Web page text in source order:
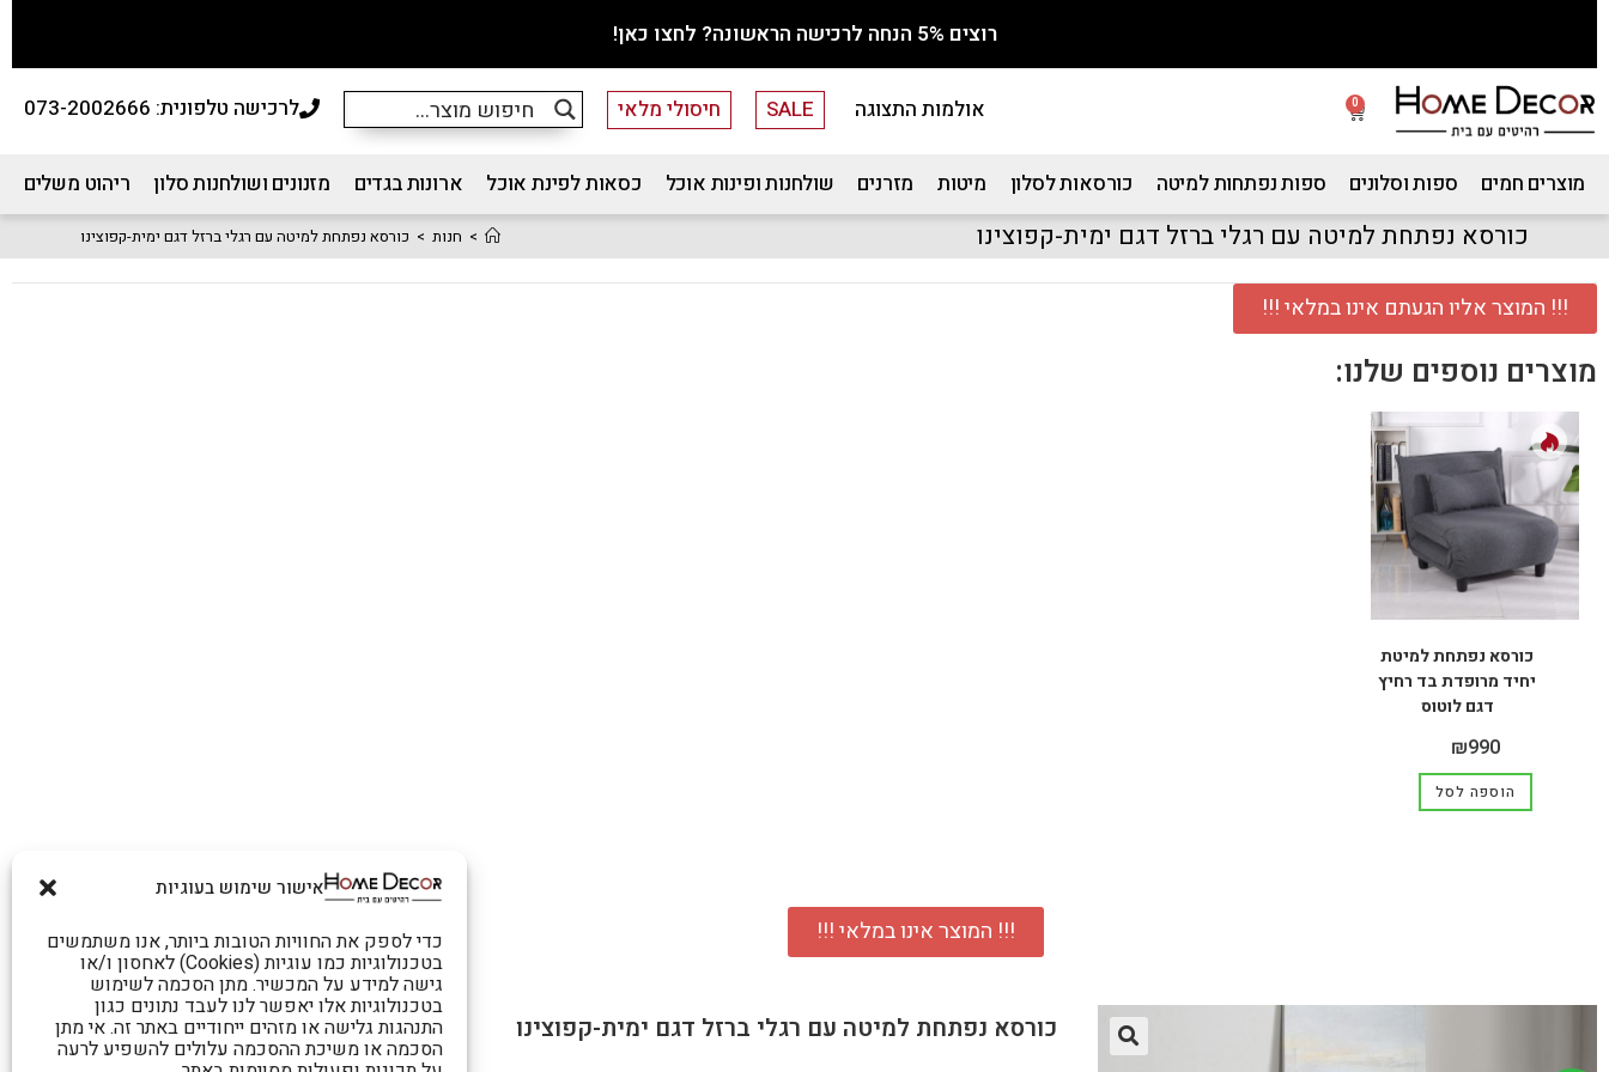
אישור שימוש בעוגיות
כדי לספק את החוויות הטובות ביותר, אנו משתמשים
בטכנולוגיות כמו עוגיות (Cookies) לאחסון ו/או
גישה למידע על המכשיר. מתן הסכמה לשימוש
בטכנולוגיות אלו יאפשר לנו לעבד נתונים כגון
התנהגות גלישה או מזהים ייחודיים באתר זה. אי מתן
הסכמה או משיכת ההסכמה עלולים להשפיע לרעה
רוצים 5% הנחה לרכישה הראשונה? לחצו כאן!
0 אולמות התצוגה SALE חיסולי מלאי לרכישה טלפונית: 073-2002666
מוצרים חמים ספות וסלונים ספות נפתחות למיטה כורסאות לסלון מיטות מזרנים שולחנות ופינות אוכל כסאות לפינת אוכל ארונות בגדים מזנונים ושולחנות סלון ריהוט משלים
כורסא נפתחת למיטה עם רגלי ברזל דגם ימית-קפוצינו > חנות > כורסא נפתחת למיטה עם רגלי ברזל דגם ימית-קפוצינו
!!! המוצר אליו הגעתם אינו במלאי !!!
מוצרים נוספים שלנו:
כורסא נפתחת למיטת
יחיד מרופדת בד רחיץ
דגם לוטוס
₪990
הוספה לסל
!!! המוצר אינו במלאי !!!
כורסא נפתחת למיטה עם רגלי ברזל דגם ימית-קפוצינו